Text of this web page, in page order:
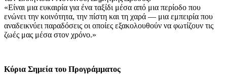
«Είναι μια ευκαιρία για ένα ταξίδι μέσα από μια περίοδο που
ενώνει την κοινότητα, την πίστη και τη χαρά — μια εμπειρία που
αναδεικνύει παραδόσεις οι οποίες εξακολουθούν να φωτίζουν τις
ζωές μας μέσα στον χρόνο.»
Κύρια Σημεία του Προγράμματος